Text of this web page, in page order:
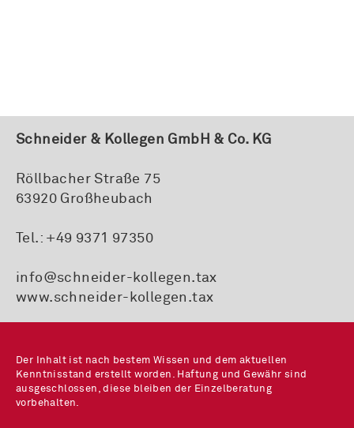
Schneider & Kollegen GmbH & Co. KG
Röllbacher Straße 75
63920 Großheubach
Tel.: +49 9371 97350
info@schneider-kollegen.tax
www.schneider-kollegen.tax
Der Inhalt ist nach bestem Wissen und dem aktuellen
Kenntnisstand erstellt worden. Haftung und Gewähr sind
ausgeschlossen, diese bleiben der Einzelberatung
vorbehalten.